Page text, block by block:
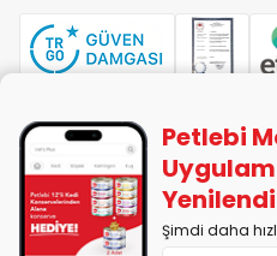
PETLEBİ EVCİL HAYVAN ÜRÜNLERİ
1. Alaşar Cad. No: 9 Osmangazi/
7290599225 vergi numarasıyla
Petlebi
Şimdi daha